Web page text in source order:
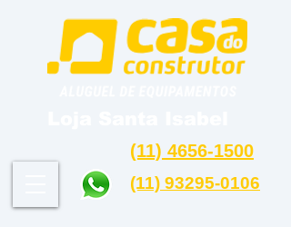
(11) 4656-1500
(11) 93295-0106